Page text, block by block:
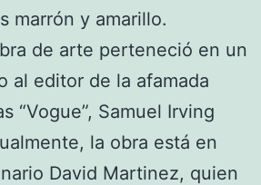
marrón y amarillo.
de arte perteneció en un
al editor de la afamada
“Vogue”, Samuel Irving
la obra está en
David Martinez, quien